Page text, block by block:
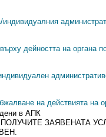
дейността на органа
на действията на
в АПК
ЗАЯВЕНАТА